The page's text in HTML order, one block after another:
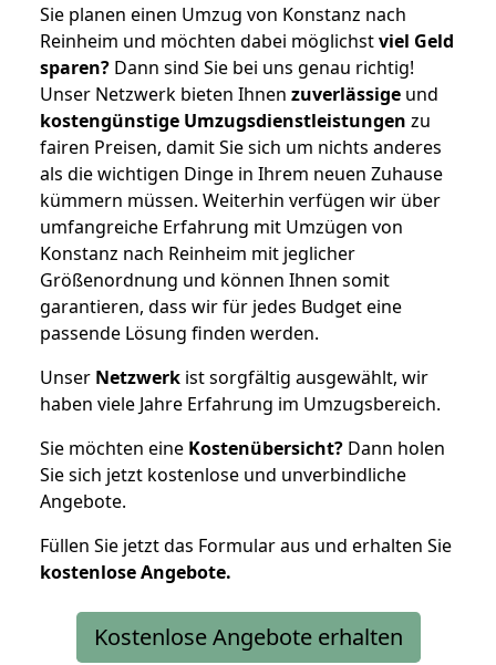
Sie planen einen Umzug von Konstanz nach
Reinheim und möchten dabei möglichstviel Geld
sparen? Dann sind Sie bei uns genau richtig!
Unser Netzwerk bieten Ihnen zuverlässige und
kostengünstige Umzugsdienstleistungen zu
fairen Preisen, damit Sie sich um nichts anderes
als die wichtigen Dinge in Ihrem neuen Zuhause
kümmern müssen. Weiterhin verfügen wir über
umfangreiche Erfahrung mit Umzügen von
Konstanz nach Reinheim mit jeglicher
Größenordnung und können Ihnen somit
garantieren, dass wir für jedes Budget eine
passende Lösung finden werden.
Unser Netzwerk ist sorgfältig ausgewählt, wir
haben viele Jahre Erfahrung im Umzugsbereich.
Sie möchten eine Kostenübersicht? Dann holen
Sie sich jetzt kostenlose und unverbindliche
Angebote.
Füllen Sie jetzt das Formular aus und erhalten Sie
kostenloseAngebote.
Kostenlose Angebote erhalten